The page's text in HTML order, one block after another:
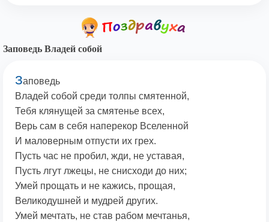
Заповедь Владей собой
Заповедь
Владей собой среди толпы смятенной,
Тебя клянущей за смятенье всех,
Верь сам в себя наперекор Вселенной
И маловерным отпусти их грех.
Пусть час не пробил, жди, не уставая,
Пусть лгут лжецы, не снисходи до них;
Умей прощать и не кажись, прощая,
Великодушней и мудрей других.
Умей мечтать, не став рабом мечтанья,